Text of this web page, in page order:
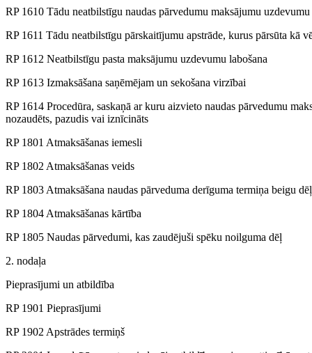
RP 1610 Tādu neatbilstīgu naudas pārvedumu maksājumu
RP 1611 Tādu neatbilstīgu pārskaitījumu apstrāde, kurus pārsūta kā
RP 1612 Neatbilstīgu pasta maksājumu uzdevumu labošana
RP 1613 Izmaksāšana saņēmējam un sekošana virzībai
RP 1614 Procedūra, saskaņā ar kuru aizvieto naudas pārvedumu
nozaudēts, pazudis vai iznīcināts
RP 1801 Atmaksāšanas iemesli
RP 1802 Atmaksāšanas veids
RP 1803 Atmaksāšana naudas pārveduma derīguma termiņa beigu dēļ
RP 1804 Atmaksāšanas kārtība
RP 1805 Naudas pārvedumi, kas zaudējuši spēku noilguma dēļ
2. nodaļa
Pieprasījumi un atbildība
RP 1901 Pieprasījumi
RP 1902 Apstrādes termiņš